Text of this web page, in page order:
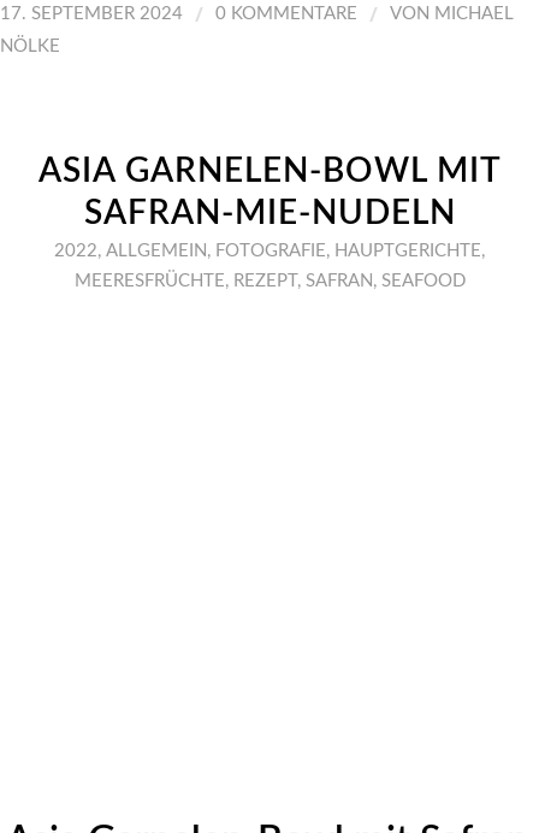
17. SEPTEMBER 2024 / 0 KOMMENTARE / VON MICHAEL
NÖLKE
ASIA GARNELEN-BOWL MIT
SAFRAN-MIE-NUDELN
2022, ALLGEMEIN , FOTOGRAFIE , HAUPTGERICHTE ,
MEERESFRÜCHTE , REZEPT , SAFRAN , SEAFOOD